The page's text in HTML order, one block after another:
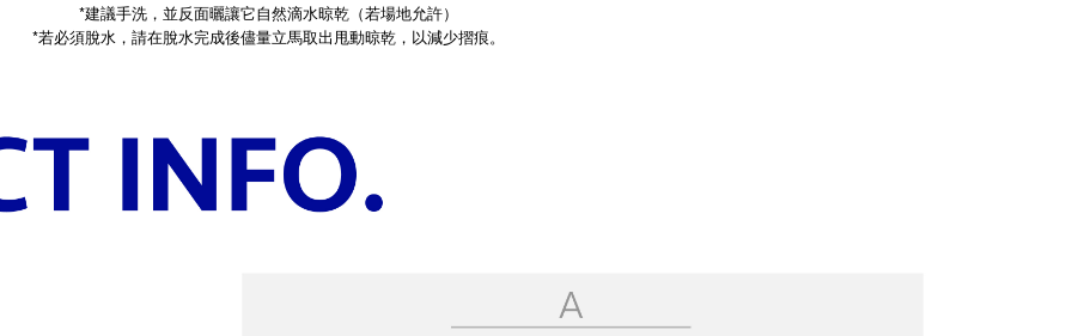
*建議手洗，並反面曬讓它自然滴水晾乾（若場地允許）
*若必須脫水，請在脫水完成後儘量立馬取出甩動晾乾，以減少摺痕。